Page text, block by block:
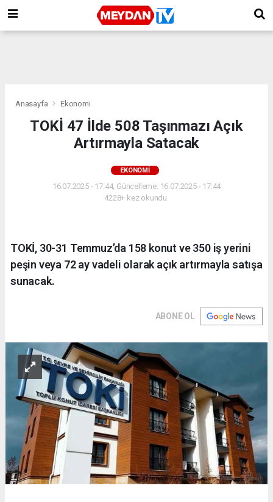
Anasayfa Ekonomi
TOKİ 47 İlde 508 Taşınmazı Açık
Artırmayla Satacak
EKONOMI
16.07.2025 - 17:44, Güncelleme: 16.07.2025 - 17:44
4228+ kez okundu.
TOKİ, 30-31 Temmuz’da 158 konut ve 350 iş yerini
peşin veya 72 ay vadeli olarak açık artırmayla satışa
sunacak.
ABONE OL